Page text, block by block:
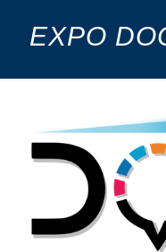
EXPO